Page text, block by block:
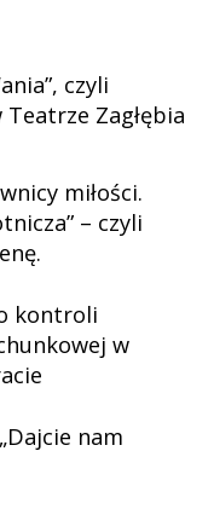
czyli
Zagłębia
miłości.
– czyli
kontroli
w
nam